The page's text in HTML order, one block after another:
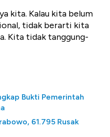
kita. Kalau kita belum
tidak berarti kita
Kita tidak tanggung-
Bukti Pemerintah
61.795 Rusak